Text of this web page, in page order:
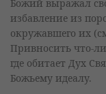
Божий выражал
избавление из
окружавшего их
Привносить что-
где обитает Дух
Божьему идеалу.